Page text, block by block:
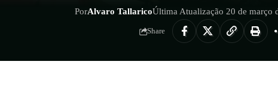
PorAlvaro TallaricoÚltima Atualização 20 de março
Share